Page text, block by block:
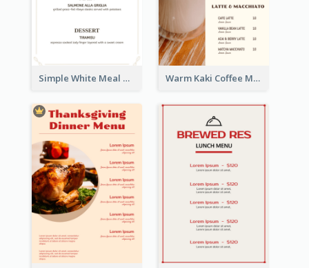
Simple White Meal Menu Design Warm Kaki Coffee Menu Design Template